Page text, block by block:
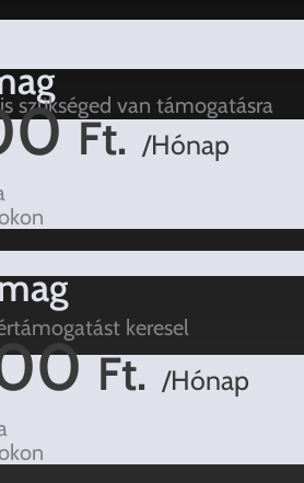
szükséged van támogatásra
Ft. /Hónap
keresel
Ft. /Hónap